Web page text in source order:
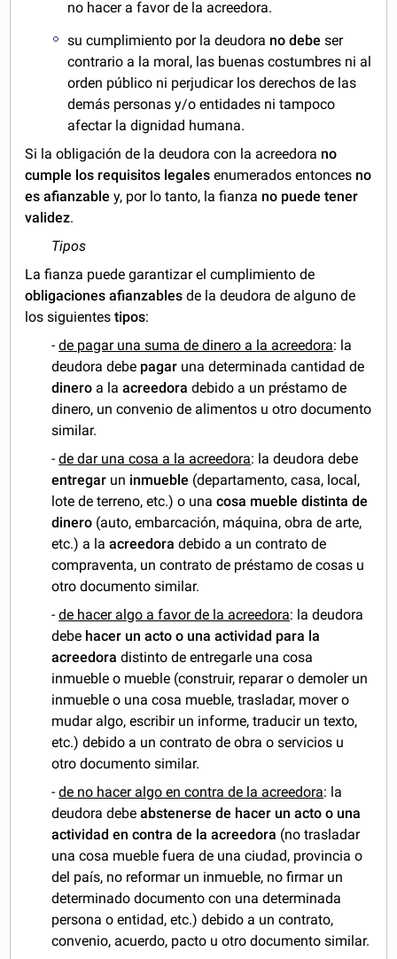
no hacer a favor de la acreedora.
su cumplimiento por la deudora no debe ser
contrario a la moral, las buenas costumbres ni al
orden público ni perjudicar los derechos de las
demás personas y/o entidades ni tampoco
afectar la dignidad humana.
Si la obligación de la deudora con la acreedora no
cumple los requisitos legales enumerados entonces no
es afianzable y, por lo tanto, la fianza no puede tener
validez.
Tipos
La fianza puede garantizar el cumplimiento de
obligaciones afianzables de la deudora de alguno de
los siguientestipos:
-de pagar una suma de dinero a la acreedora: la
deudora debe pagar una determinada cantidad de
dinero a laacreedora debido a un préstamo de
dinero, un convenio de alimentos u otro documento
similar.
-de dar una cosa a la acreedora: la deudora debe
entregar un inmueble (departamento, casa, local,
lote de terreno, etc.) o unacosa mueble distinta de
dinero (auto, embarcación, máquina, obra de arte,
etc.) a laacreedora debido a un contrato de
compraventa, un contrato de préstamo de cosas u
otro documento similar.
-de hacer algo a favor de la acreedora: la deudora
debe hacer un acto o una actividad para la
acreedora distinto de entregarle una cosa
inmueble o mueble (construir, reparar o demoler un
inmueble o una cosa mueble, trasladar, mover o
mudar algo, escribir un informe, traducir un texto,
etc.) debido a un contrato de obra o servicios u
otro documento similar.
-de no hacer algo en contra de la acreedora: la
deudora debeabstenerse de hacer un acto o una
actividad en contra de la acreedora (no trasladar
una cosa mueble fuera de una ciudad, provincia o
del país, no reformar un inmueble, no firmar un
determinado documento con una determinada
persona o entidad, etc.) debido a un contrato,
convenio, acuerdo, pacto u otro documento similar.